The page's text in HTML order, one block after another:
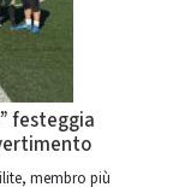
festeggia
membro più